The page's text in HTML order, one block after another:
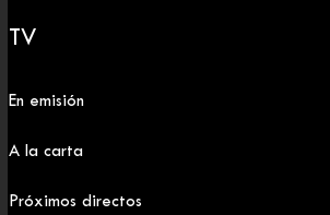
TV
En emisión
A la carta
Próximos directos